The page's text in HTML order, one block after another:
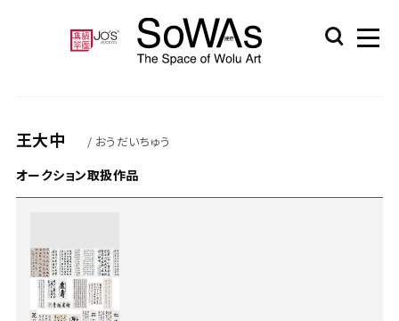
王大中 / おうだいちゅう
オークション取扱作品